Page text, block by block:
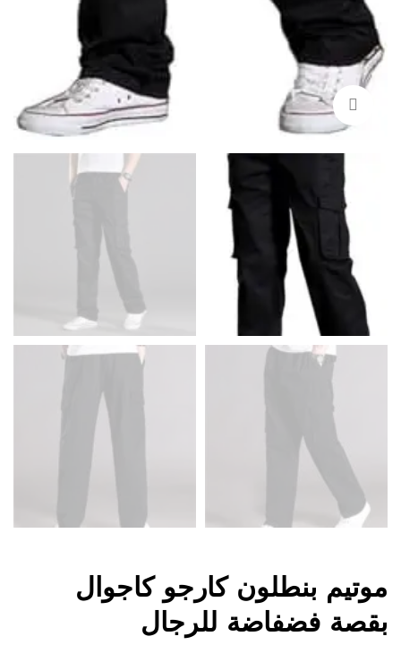
موتيم بنطلون كارجو كاجوال
بقصة فضفاضة للرجال